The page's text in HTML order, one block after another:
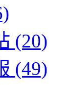
(20)
(49)